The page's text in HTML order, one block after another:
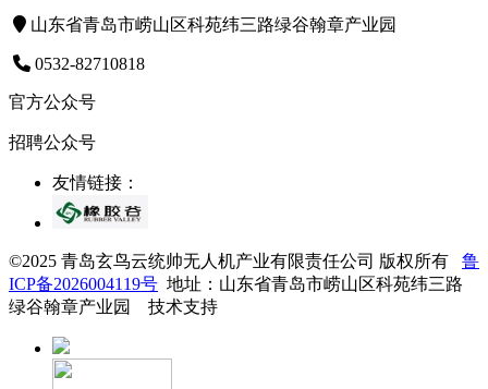
山东省青岛市崂山区科苑纬三路绿谷翰章产业园
0532-82710818
官方公众号
招聘公众号
友情链接：
©2025 青岛玄鸟云统帅无人机产业有限责任公司 版权所有 鲁
ICP备2026004119号 地址：山东省青岛市崂山区科苑纬三路
绿谷翰章产业园 技术支持